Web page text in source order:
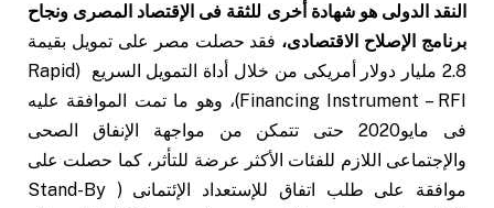
النقد الدولى هو شهادة أخرى للثقة فى الإقتصاد المصرى ونجاح
برنامج الإصلاح الاقتصادى، فقد حصلت مصر على تمويل بقيمة
2.8 مليار دولار أمريكى من خلال أداة التمويل السريع (Rapid
Financing Instrument – RFI)، وهو ما تمت الموافقة عليه
فى مايو2020 حتى تتمكن من مواجهة الإنفاق الصحى
والإجتماعى اللازم للفئات الأكثر عرضة للتأثر، كما حصلت على
موافقة على طلب اتفاق للإستعداد الإئتمانى ( Stand-By